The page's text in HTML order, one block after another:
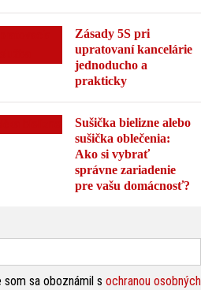
Zásady 5S pri
upratovaní kancelárie
jednoducho a
prakticky
Sušička bielizne alebo
sušička oblečenia:
Ako si vybrať
správne zariadenie
pre vašu domácnosť?
sa oboznámil s ochranou osobných